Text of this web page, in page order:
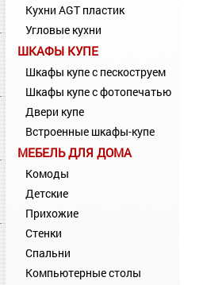
Кухни AGT пластик
Угловые кухни
ШКАФЫ КУПЕ
Шкафы купе с пескоструем
Шкафы купе с фотопечатью
Двери купе
Встроенные шкафы-купе
МЕБЕЛЬ ДЛЯ ДОМА
Комоды
Детские
Прихожие
Стенки
Спальни
Компьютерные столы